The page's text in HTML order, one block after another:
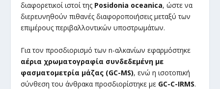
διαφορετικοί ιστοί της Posidonia oceanica, ώστε να
διερευνηθούν πιθανές διαφοροποιήσεις μεταξύ των
επιμέρους περιβαλλοντικών υποστρωμάτων.
Για τον προσδιορισμό των n-αλκανίων εφαρμόστηκε
αέρια χρωματογραφία συνδεδεμένη με
φασματομετρία μάζας (GC-MS), ενώ η ισοτοπική
σύνθεση του άνθρακα προσδιορίστηκε με GC-C-IRMS.